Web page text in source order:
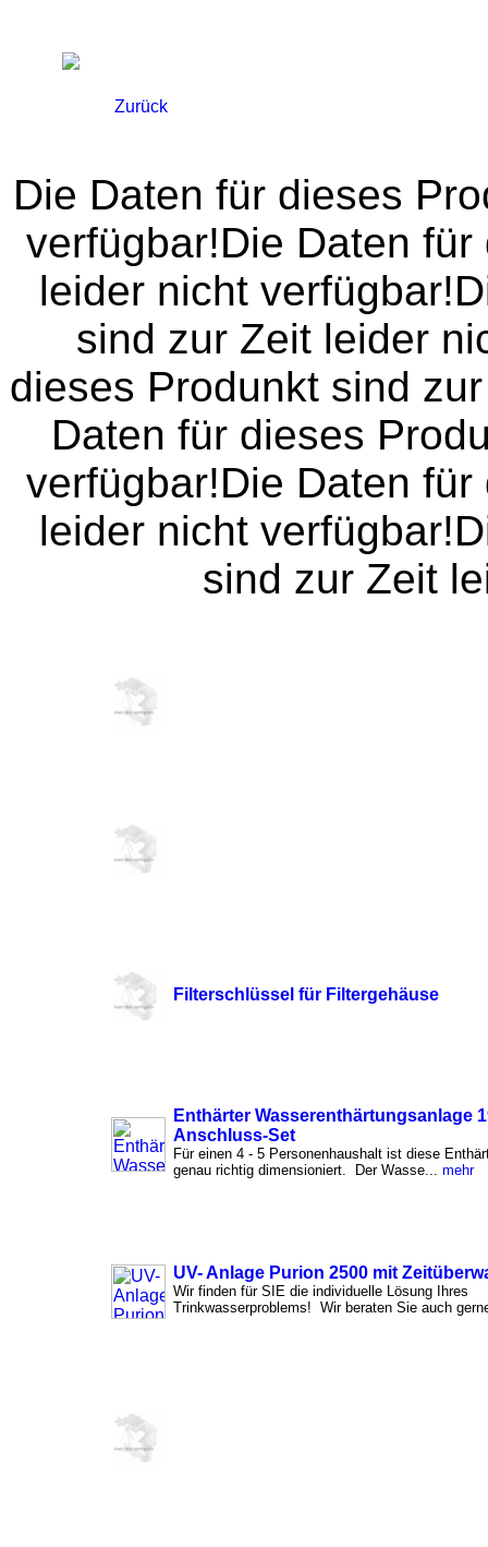
Zurück
Die Daten für dieses
verfügbar!Die Daten
leider nicht
sind zur Zeit leider
dieses Produnkt sind
Daten für dieses
verfügbar!Die Daten
leider nicht
sind zur Zeit
Filterschlüssel für Filtergehäuse
Enthärter Wasserenthärtungsanlage
Anschluss-Set
Für einen 4 - 5 Personenhaushalt ist diese
genau richtig dimensioniert. Der Wasse... mehr
UV- Anlage Purion 2500 mit
Wir finden für SIE die individuelle Lösung Ihres
Trinkwasserproblems! Wir beraten Sie auch